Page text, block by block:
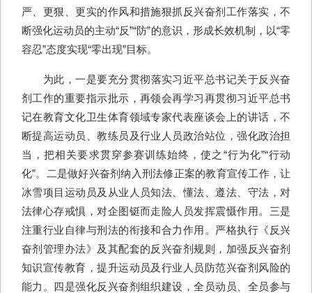
严、更狠、更实的作风和措施狠抓反兴奋剂工作落实，不
断强化运动员的主动“反”“防”的意识，形成长效机制，以“零
容忍”态度实现“零出现”目标。
为此，一是要充分贯彻落实习近平总书记关于反兴奋
剂工作的重要指示批示，再领会再学习再贯彻习近平总书
记在教育文化卫生体育领域专家代表座谈会上的讲话，不
断提高运动员、教练员及行业人员政治站位，强化政治担
当，把相关要求贯穿参赛训练始终，使之“行为化”“行动
化”。二是做好兴奋剂纳入刑法修正案的教育宣传工作，让
冰雪项目运动员及从业人员知法、懂法、遵法、守法，对
法律心存戒惧，对企图铤而走险人员发挥震慑作用。三是
注重行业自律与刑法的衔接和合力作用。严格执行《反兴
奋剂管理办法》及其配套的反兴奋剂规则，加强反兴奋剂
知识宣传教育，提升运动员及行业人员防范兴奋剂风险的
能力。四是强化反兴奋剂组织建设，全员动员、全员参与